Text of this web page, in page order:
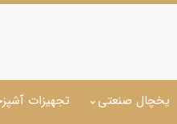
یخچال صنعتی تجهیزات